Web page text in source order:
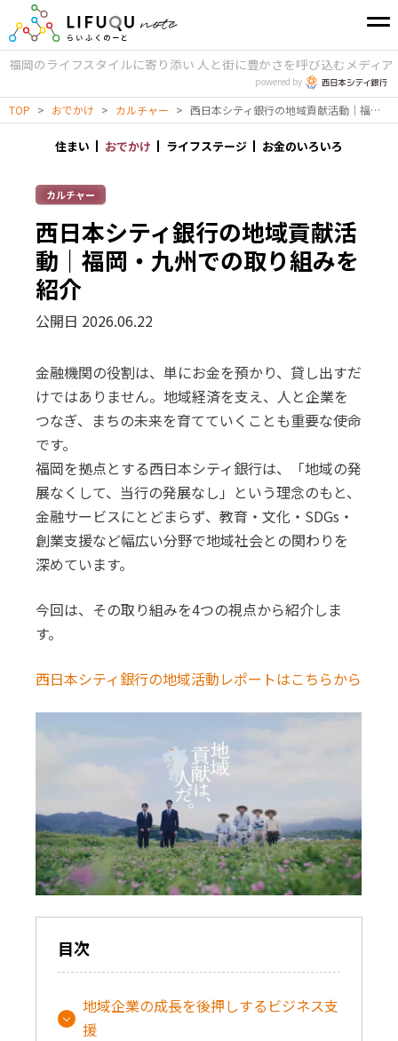
福岡のライフスタイルに寄り添い 人と街に豊かさを呼び込むメディア
powered by
TOP > おでかけ > カルチャー > 西日本シティ銀行の地域貢献活動｜福岡・九州での取り組みを紹介
住まい おでかけ ライフステージ お金のいろいろ
カルチャー
西日本シティ銀行の地域貢献活
動｜福岡・九州での取り組みを
紹介
公開日 2026.06.22
金融機関の役割は、単にお金を預かり、貸し出すだ
けではありません。地域経済を支え、人と企業を
つなぎ、まちの未来を育てていくことも重要な使命
です。
福岡を拠点とする西日本シティ銀行は、「地域の発
展なくして、当行の発展なし」という理念のもと、
金融サービスにとどまらず、教育・文化・SDGs・
創業支援など幅広い分野で地域社会との関わりを
深めています。
今回は、その取り組みを4つの視点から紹介しま
す。
西日本シティ銀行の地域活動レポートはこちらから
目次
地域企業の成長を後押しするビジネス支
援